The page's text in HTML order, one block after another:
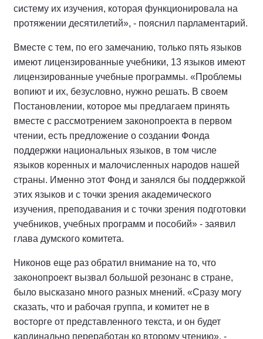
систему их изучения, которая функционировала на
протяжении десятилетий», - пояснил парламентарий.
Вместе с тем, по его замечанию, только пять языков
имеют лицензированные учебники, 13 языков имеют
лицензированные учебные программы. «Проблемы
вопиют и их, безусловно, нужно решать. В своем
Постановлении, которое мы предлагаем принять
вместе с рассмотрением законопроекта в первом
чтении, есть предложение о создании Фонда
поддержки национальных языков, в том числе
языков коренных и малочисленных народов нашей
страны. Именно этот Фонд и занялся бы поддержкой
этих языков и с точки зрения академического
изучения, преподавания и с точки зрения подготовки
учебников, учебных программ и пособий» - заявил
глава думского комитета.
Никонов еще раз обратил внимание на то, что
законопроект вызвал большой резонанс в стране,
было высказано много разных мнений. «Сразу могу
сказать, что и рабочая группа, и комитет не в
восторге от представленного текста, и он будет
кардинально переработан ко второму чтению», -